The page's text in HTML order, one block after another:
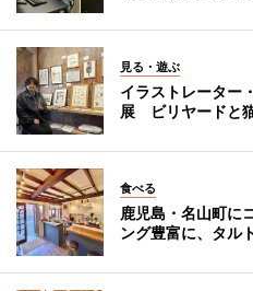
見る・遊ぶ
イラストレーター
展 ビリヤードと
食べる
鹿児島・名山町
ング豊富に、タル